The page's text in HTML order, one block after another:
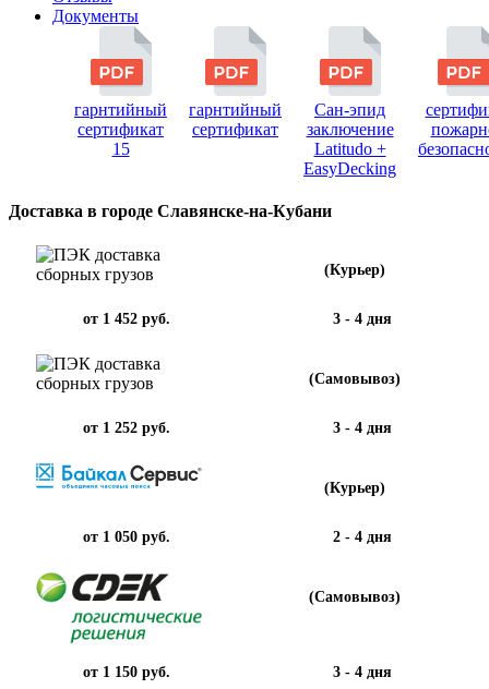
Документы
гарнтийный
сертификат
15
гарнтийный
сертификат
Сан-эпид
заключение
Latitudo +
EasyDecking
Доставка в городе Славянске-на-Кубани
(Курьер)
от 1 452 руб. 3 - 4 дня
(Самовывоз)
от 1 252 руб. 3 - 4 дня
(Курьер)
от 1 050 руб. 2 - 4 дня
(Самовывоз)
от 1 150 руб. 3 - 4 дня